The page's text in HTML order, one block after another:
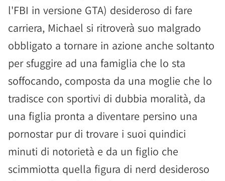
l'FBI in versione GTA) desideroso di fare
carriera, Michael si ritroverà suo malgrado
obbligato a tornare in azione anche soltanto
per sfuggire ad una famiglia che lo sta
soffocando, composta da una moglie che lo
tradisce con sportivi di dubbia moralità, da
una figlia pronta a diventare persino una
pornostar pur di trovare i suoi quindici
minuti di notorietà e da un figlio che
scimmiotta quella figura di nerd desideroso